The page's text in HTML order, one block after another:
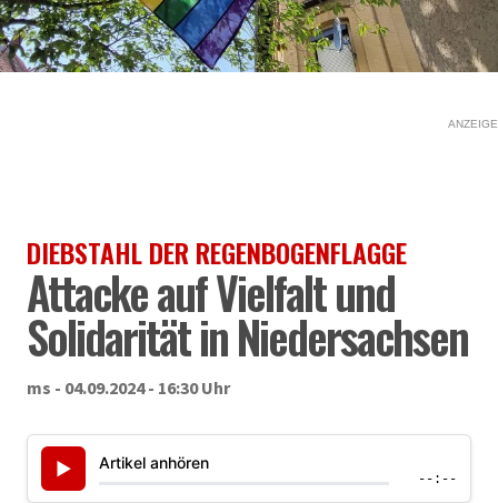
ANZEIGE
DIEBSTAHL DER REGENBOGENFLAGGE
Attacke auf Vielfalt und
Solidarität in Niedersachsen
ms - 04.09.2024 - 16:30 Uhr
▶ Artikel anhören
--:--